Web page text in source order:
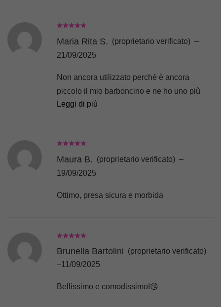
Maria Rita S. (proprietario verificato) –
21/09/2025
Non ancora utilizzato perché è ancora
piccolo il mio barboncino e ne ho uno più
sottile. Comunque aperto ed è di ottima
Leggi di più
Maura B. (proprietario verificato) –
19/09/2025
Ottimo, presa sicura e morbida
Brunella Bartolini (proprietario verificato)
–11/09/2025
Bellissimo e comodissimo!😘